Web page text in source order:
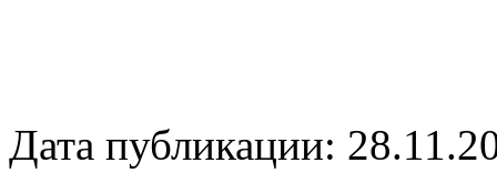
Дата публикации: